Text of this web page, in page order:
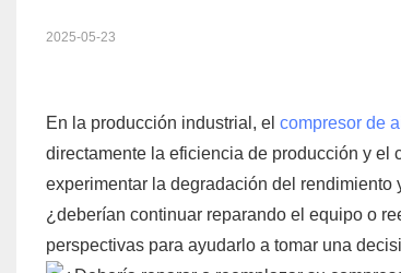
2025-05-23
En la producción industrial, el compresor de
directamente la eficiencia de producción y el
experimentar la degradación del rendimiento
¿deberían continuar reparando el equipo o
perspectivas para ayudarlo a tomar una